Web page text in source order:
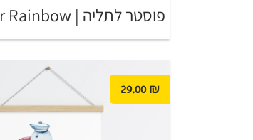
פוסטר לתליה | Boho Bear Rainbow
₪
29.00